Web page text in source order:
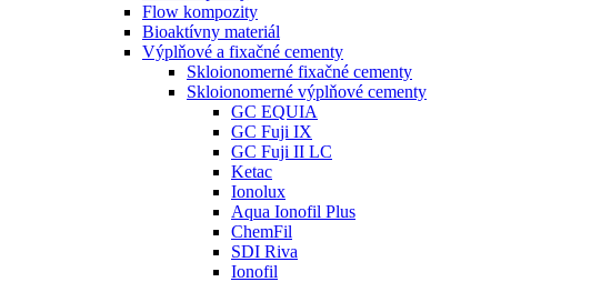
Flow kompozity
Bioaktívny materiál
Výplňové a fixačné cementy
Skloionomerné fixačné cementy
Skloionomerné výplňové cementy
GC EQUIA
GC Fuji IX
GC Fuji II LC
Ketac
Ionolux
Aqua Ionofil Plus
ChemFil
SDI Riva
Ionofil